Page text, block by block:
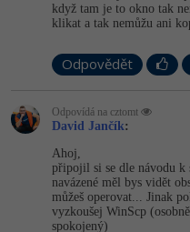
React
Spring
ASP.NET MVC
Best practices
UML a
MySQL/MariaDB
MS-SQL
SQLite
Tester
Systémový
3D grafik
Projektový
Databázový
Swift -80%
Kotlin
SQL
Návrh SW -80%
UX
Business
MS Office -80%
Adobe InDesign
Adobe After
Blender
Fotografování -
když tam je to okno tak
klikat a tak nemůžu ani
Odpovědět
Odpovídá na cztomt
David Jančík:
Ahoj,
připojil si se dle návodu k
navázené měl bys vidět
můžeš operovat... Jinak
vyzkoušej WinScp
spokojený)